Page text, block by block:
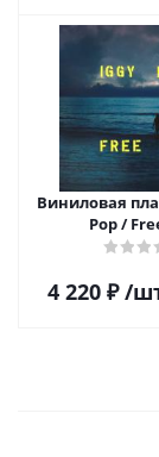
Виниловая
Pop /
4 220₽ /